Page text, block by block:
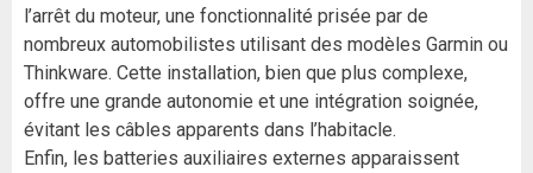
l’arrêt du moteur, une fonctionnalité prisée par de
nombreux automobilistes utilisant des modèles Garmin ou
Thinkware. Cette installation, bien que plus complexe,
offre une grande autonomie et une intégration soignée,
évitant les câbles apparents dans l’habitacle.
Enfin, les batteries auxiliaires externes apparaissent